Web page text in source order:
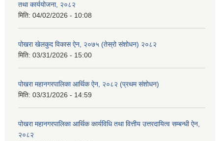
तथा कार्ययोजना, २०८२
मिति: 04/02/2026 - 10:08
पोखरा खेलकुद विकास ऐन, २०७५ (तेस्रो संशोधन) २०८२
मिति: 03/31/2026 - 15:00
पोखरा महानगरपालिका आर्थिक ऐन, २०८२ (प्रथम संशोधन)
मिति: 03/31/2026 - 14:59
पोखरा महानगरपालिका आर्थिक कार्यविधि तथा वित्तीय उत्तरदायित्व सम्बन्धी ऐन,
२०८२